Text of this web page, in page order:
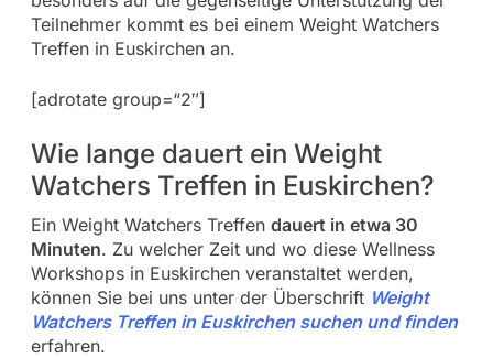
Teilnehmer kommt es bei einem Weight Watchers
Treffen in Euskirchen an.
[adrotate group=“2″]
Wie lange dauert ein Weight
Watchers Treffen in Euskirchen?
Ein Weight Watchers Treffen dauert in etwa 30
Minuten. Zu welcher Zeit und wo diese Wellness
Workshops in Euskirchen veranstaltet werden,
können Sie bei uns unter der Überschrift Weight
Watchers Treffen in Euskirchen suchen und finden
erfahren.